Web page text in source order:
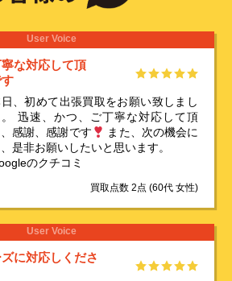
User Voice
な対応して頂
、初めて出張買取をお願い致しまし
。 迅速、かつ、ご丁寧な対応して頂
、感謝、感謝です
また、次の機会に
是非お願いしたいと思います。
のクチコミ
買取点数 2点 (60代 女性)
User Voice
に対応しくださ